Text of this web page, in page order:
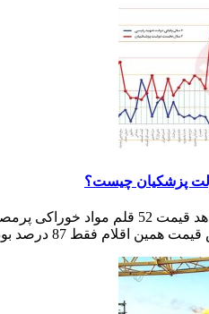
پزشکیان چیست؟
فقط 87 درصد بود. به عبارت...